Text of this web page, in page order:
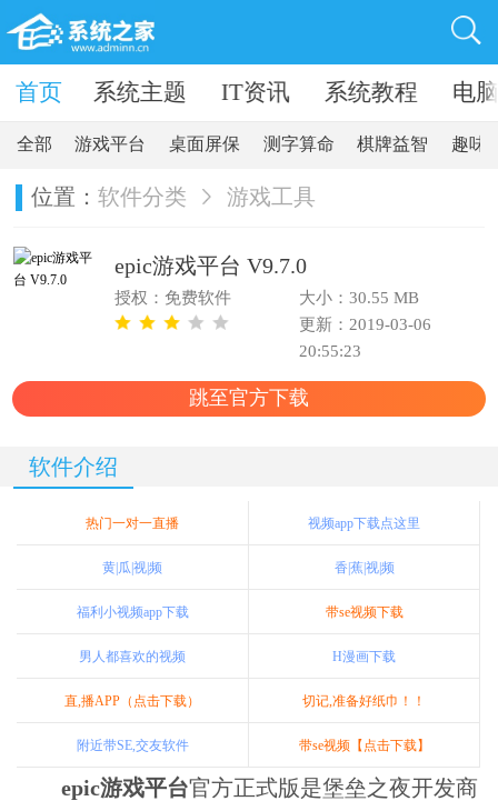
软件 系统主题 IT资讯 系统教程 电
首页
全部 游戏平台 桌面屏保 测字算命 棋牌益智 趣味
位置： 软件分类 游戏工具
epic游戏平台 V9.7.0
授权：免费软件
大小：30.55 MB
更新：2019-03-06
20:55:23
跳至官方下载
软件介绍
热门一对一直播 视频app下载点这里
黄|瓜|视|频 香|蕉|视|频
福利小视频app下载 带se视频下载
男人都喜欢的视频 H漫画下载
直,播APP（点击下载） 切记,准备好纸巾！！
附近带SE,交友软件 带se视频【点击下载】
epic游戏平台官方正式版是堡垒之夜开发商